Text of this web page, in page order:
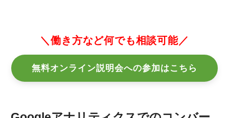
＼働き方など何でも相談可能／
無料オンライン説明会への参加はこちら